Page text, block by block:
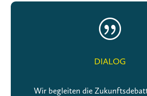
|
DIALOG
Wir begleiten die